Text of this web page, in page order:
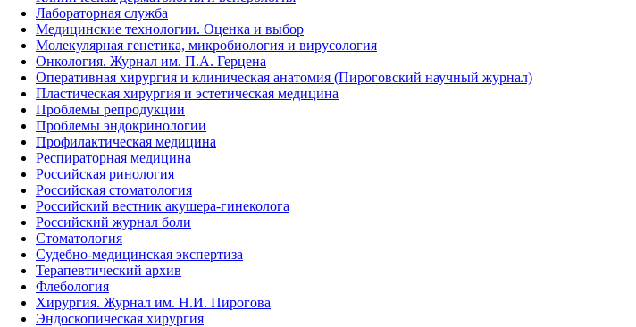
Лабораторная служба
Медицинские технологии. Оценка и выбор
Молекулярная генетика, микробиология и вирусология
Онкология. Журнал им. П.А. Герцена
Оперативная хирургия и клиническая анатомия (Пироговский научный журнал)
Пластическая хирургия и эстетическая медицина
Проблемы репродукции
Проблемы эндокринологии
Профилактическая медицина
Респираторная медицина
Российская ринология
Российская стоматология
Российский вестник акушера-гинеколога
Российский журнал боли
Стоматология
Судебно-медицинская экспертиза
Терапевтический архив
Флебология
Хирургия. Журнал им. Н.И. Пирогова
Эндоскопическая хирургия